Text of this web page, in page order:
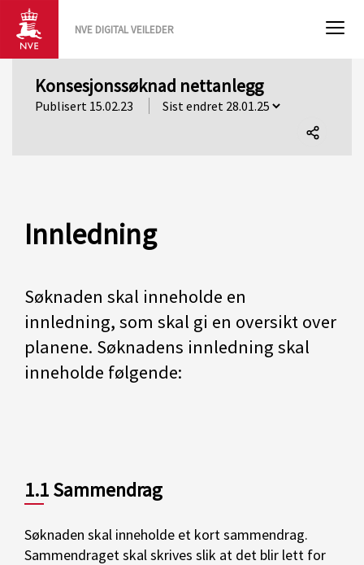
NVE DIGITAL VEILEDER
Konsesjonssøknad nettanlegg
Publisert 15.02.23
Innledning
Søknaden skal inneholde en
innledning, som skal gi en oversikt over
planene. Søknadens innledning skal
inneholde følgende:
1.1 Sammendrag
Søknaden skal inneholde et kort sammendrag.
Sammendraget skal skrives slik at det blir lett for